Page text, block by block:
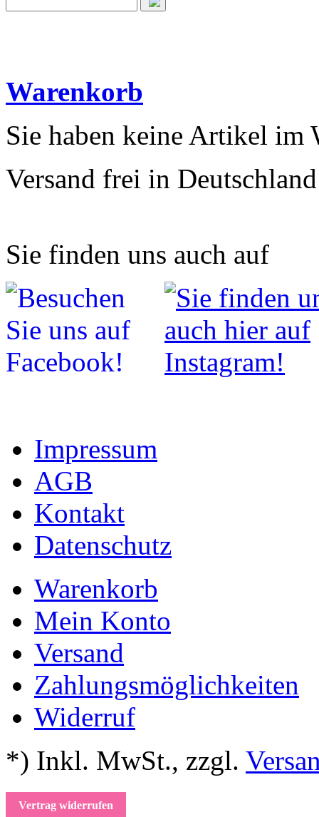
Warenkorb
Sie haben keine Artikel im
Versand frei in
Sie finden uns auch auf
Impressum
AGB
Kontakt
Datenschutz
Warenkorb
Mein Konto
Versand
Zahlungsmöglichkeiten
Widerruf
*) Inkl. MwSt., zzgl.
Vertrag widerrufen